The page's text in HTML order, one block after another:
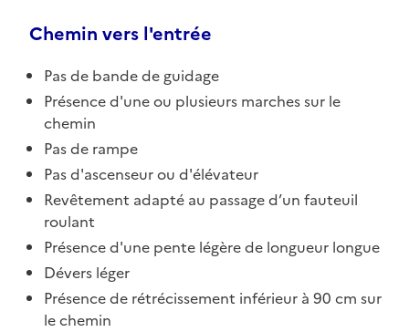
Chemin vers l'entrée
Pas de bande de guidage
Présence d'une ou plusieurs marches sur le
chemin
Pas de rampe
Pas d'ascenseur ou d'élévateur
Revêtement adapté au passage d’un fauteuil
roulant
Présence d'une pente légère de longueur longue
Dévers léger
Présence de rétrécissement inférieur à 90 cm sur
le chemin